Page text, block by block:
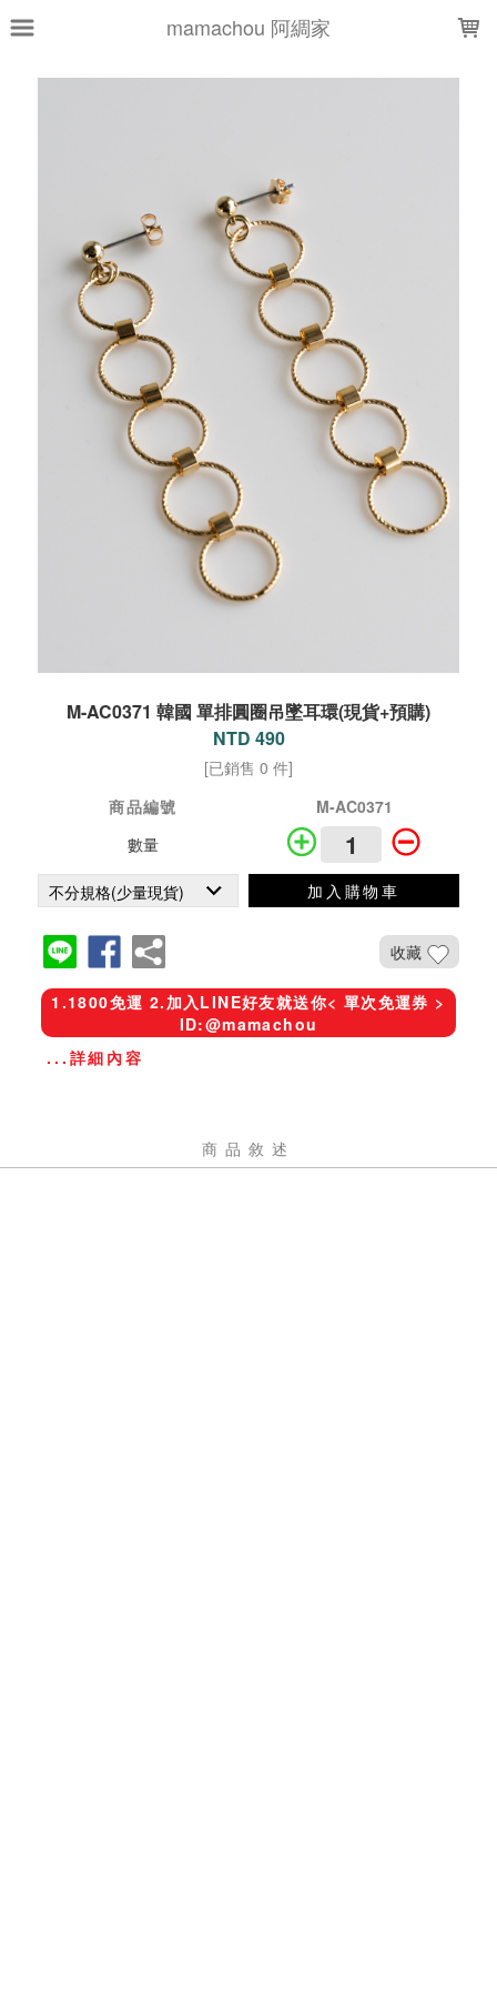
mamachou 阿綢家
M-AC0371 韓國 單排圓圈吊墜耳環(現貨+預購)
NTD 490
[已銷售 0 件]
商品編號
M-AC0371
數量
加入購物車
收藏
1.1800免運 2.加入LINE好友就送你< 單次免運券 >
ID:@mamachou
...詳細內容
商品敘述